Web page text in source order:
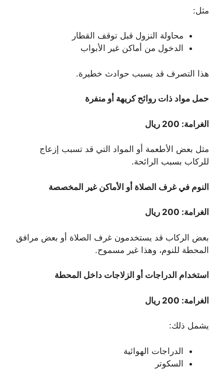
مثل:
محاولة النزول قبل توقف القطار
الدخول من أماكن غير الأبواب
هذا التصرف قد يسبب حوادث خطيرة.
حمل مواد ذات روائح كريهة أو منفرة
الغرامة: 200 ريال
مثل بعض الأطعمة أو المواد التي قد تسبب إزعاج
للركاب بسبب الرائحة.
النوم في غرف الصلاة أو الأماكن غير المخصصة
الغرامة: 200 ريال
بعض الركاب قد يستخدمون غرف الصلاة أو بعض مرافق
المحطة للنوم، وهذا غير مسموح.
استخدام الدراجات أو الزلاجات داخل المحطة
الغرامة: 200 ريال
يشمل ذلك:
الدراجات الهوائية
السكوتر